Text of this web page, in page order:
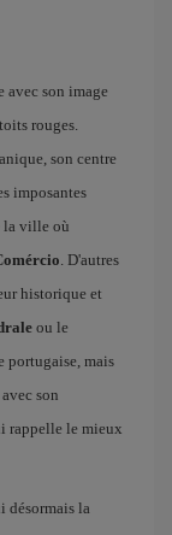
avec son image
rouges.
son centre
imposantes
la ville où
. D'autres
historique et
ou le
portugaise, mais
avec son
rappelle le mieux
désormais la